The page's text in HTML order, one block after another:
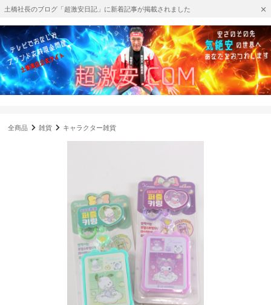
土橋社長のブログ「超激安日記」に新着記事が掲載されました
全商品 雑貨 キャラクター雑貨